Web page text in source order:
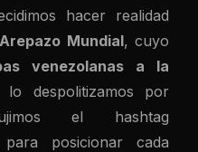
hacer realidad
Mundial, cuyo
venezolanas a la
lo despolitizamos por
el hashtag
para posicionar cada